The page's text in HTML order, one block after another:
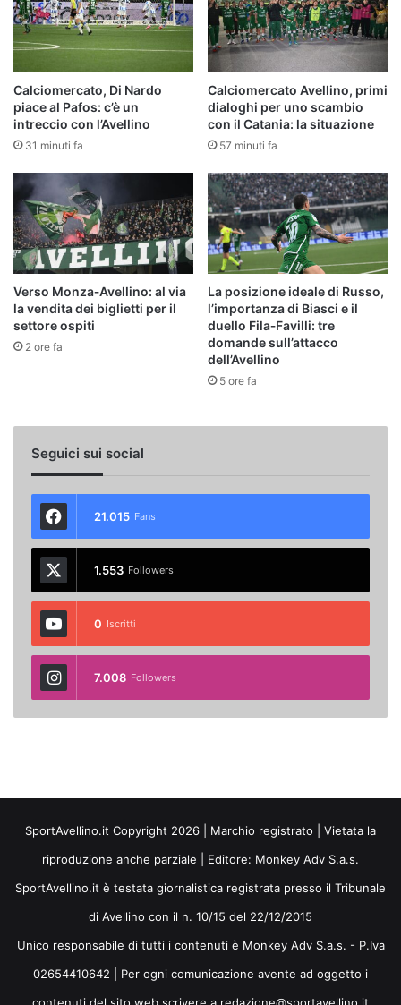
Calciomercato, Di Nardo
piace al Pafos: c’è un
intreccio con l’Avellino
31 minuti fa
Calciomercato Avellino, primi
dialoghi per uno scambio
con il Catania: la situazione
57 minuti fa
Verso Monza‑Avellino: al via
la vendita dei biglietti per il
settore ospiti
2 ore fa
La posizione ideale di Russo,
l’importanza di Biasci e il
duello Fila‑Favilli: tre
domande sull’attacco
dell’Avellino
5 ore fa
Seguici sui social
21.015 Fans
1.553 Followers
0 Iscritti
7.008 Followers
SportAvellino.it Copyright 2026 | Marchio registrato | Vietata la
riproduzione anche parziale | Editore: Monkey Adv S.a.s.
SportAvellino.it è testata giornalistica registrata presso il Tribunale
di Avellino con il n. 10/15 del 22/12/2015
Unico responsabile di tutti i contenuti è Monkey Adv S.a.s. - P.Iva
02654410642 | Per ogni comunicazione avente ad oggetto i